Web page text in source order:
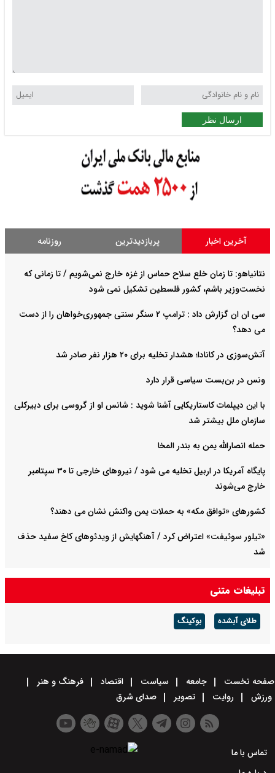
ارسال نظر
آخرین اخبار پربازدیدترین روزنامه
نتانیاهو: تا زمان خلع سلاح حماس از غزه خارج نمی‌شویم / تا زمانی که
نخست‌وزیر باشم، کشور فلسطین تشکیل نمی شود
سی ان ان گزارش داد : ترامپ ۲ سنگر سنتی جمهوری‌خواهان را از دست
می دهد؟
آتش‌سوزی در کانادا؛ هشدار تخلیه برای ۲۰ هزار نفر صادر شد
ونس در بن‌بست سیاسی قرار دارد
با این دیپلمات کاستاریکایی آشنا شوید : شانس او از گروسی برای دبیرکلی
سازمان ملل بیشتر شد
حمله انصارالله یمن به بندر المخا
پایگاه آمریکا در اربیل تخلیه می شود / نیروهای خارجی تا ۳۰ سپتامبر
خارج می‌شوند
کشورهای «توافق مکه» به حملات یمن واکنش نشان می دهند؟
«تیلور سوئیفت» اعتراض کرد / آهنگهایش از ویدئوهای کاخ سفید حذف
شد
همه گروه‌های مسلح عراق خلع سلاح می شوند یا فقط حشد الشعبی؟
تبلیغات متنی
طلای آبشده بوکینگ
صفحه نخست جامعه سیاست اقتصاد
فرهنگ و هنر
ورزش
روایت تصویر صدای شرق
تماس با ما